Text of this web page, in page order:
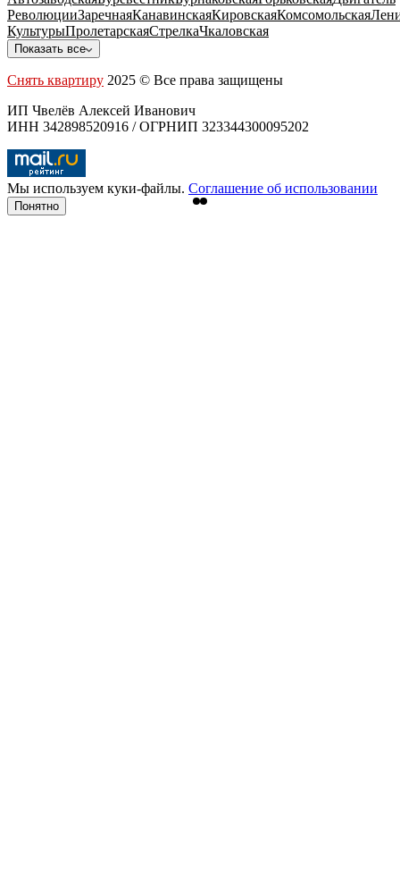
РеволюцииЗаречнаяКанавинскаяКировскаяКомсомольская
КультурыПролетарскаяСтрелкаЧкаловская
Показать все
Снять квартиру 2025 © Все права защищены
ИП Чвелёв Алексей Иванович
ИНН 342898520916 / ОГРНИП 323344300095202
Мы используем куки-файлы. Соглашение об использовании
Понятно